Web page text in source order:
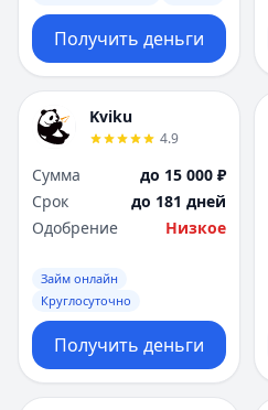
Получить деньги
Kviku
4.9
Сумма
до 15 000 ₽
Срок
до 181 дней
Одобрение
Низкое
Займ онлайн
Круглосуточно
Получить деньги